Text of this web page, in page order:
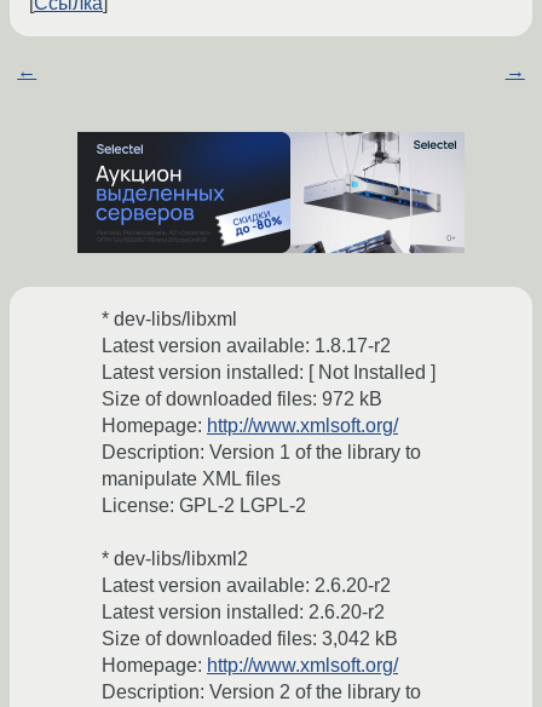
← →
* dev-libs/libxml
Latest version available: 1.8.17-r2
Latest version installed: [ Not Installed ]
Size of downloaded files: 972 kB
Homepage: http://www.xmlsoft.org/
Description: Version 1 of the library to
manipulate XML files
License: GPL-2 LGPL-2
* dev-libs/libxml2
Latest version available: 2.6.20-r2
Latest version installed: 2.6.20-r2
Size of downloaded files: 3,042 kB
Homepage: http://www.xmlsoft.org/
Description: Version 2 of the library to